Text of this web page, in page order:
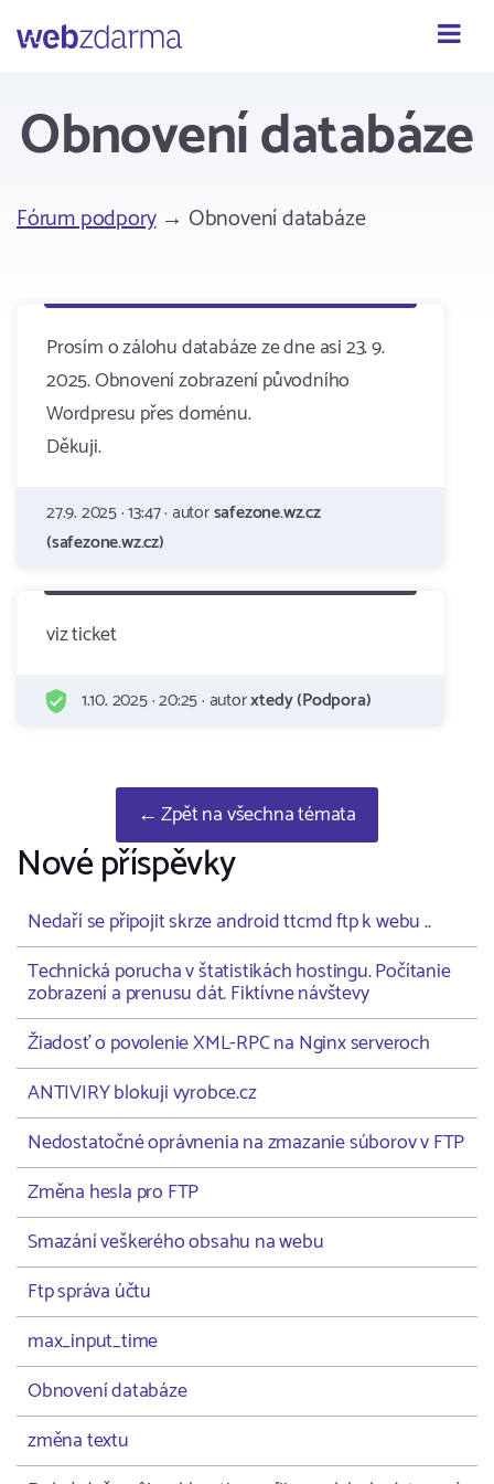
Webzdarma
Obnovení databáze
Fórum podpory→ Obnovení databáze
Prosím o zálohu databáze ze dne asi 23. 9.
2025. Obnovení zobrazení původního
Wordpresu přes doménu.
Děkuji.
27.9. 2025 · 13:47 · autorsafezone.wz.cz
(safezone.wz.cz)
viz ticket
1.10. 2025 · 20:25 · autorxtedy (Podpora)
← Zpět na všechna témata
Nové příspěvky
Nedaří se připojit skrze android ttcmd ftp k webu ..
Technická porucha v štatistikách hostingu. Počítanie
zobrazení a prenusu dát. Fiktívne návštevy
Žiadosť o povolenie XML-RPC na Nginx serveroch
ANTIVIRY blokuji vyrobce.cz
Nedostatočné oprávnenia na zmazanie súborov v FTP
Změna hesla pro FTP
Smazání veškerého obsahu na webu
Ftp správa účtu
max_input_time
Obnovení databáze
změna textu